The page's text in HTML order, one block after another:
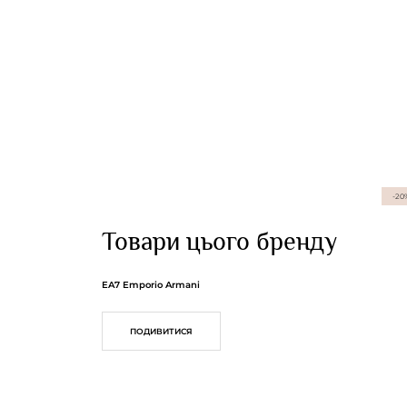
Товари цього бренду
EA7 Emporio Armani
ПОДИВИТИСЯ
-